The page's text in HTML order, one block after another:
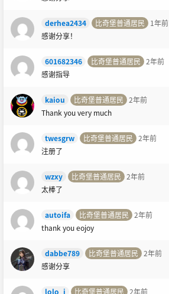
derhea2434 比奇堡普通居民
1年前
感谢分享！
601682346 比奇堡普通居民 2年前
感谢指导
kaiou 比奇堡普通居民 2年前
Thank you very much
twesgrw 比奇堡普通居民 2年前
注册了
wzxy 比奇堡普通居民 2年前
太棒了
autoifa 比奇堡普通居民 2年前
thank you eojoy
dabbe789 比奇堡普通居民 2年前
感谢分享
lolo_i 比奇堡普通居民 2年前